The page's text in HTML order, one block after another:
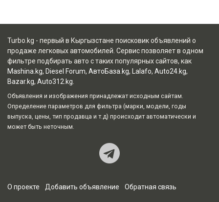
Turbo.kg - первый в Кыргызстане поисковик объявлений о
продаже легковых автомобилей. Сервис позволяет в одном
фильтре подбирать авто с таких популярных сайтов, как
Mashina.kg, Diesel Forum, АвтоБаза.kg, Lalafo, Auto24.kg,
Bazar.kg, Auto312.kg.
Объявления и изображения принадлежат исходным сайтам.
Определение параметров для фильтра (марки, модели, годы
выпуска, цены, тип продавца и т.д) происходит автоматически и
может быть неточным.
Наш
О проекте Добавить объявление Обратная связь